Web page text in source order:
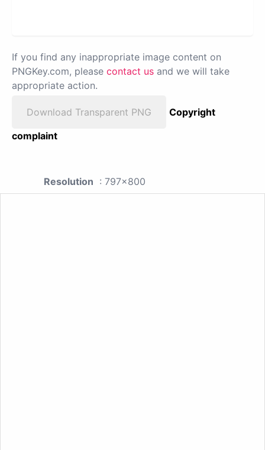
If you find any inappropriate image content on
PNGKey.com, please contact us and we will take
appropriate action.
Download Transparent PNG
Copyright
complaint
Resolution : 797x800